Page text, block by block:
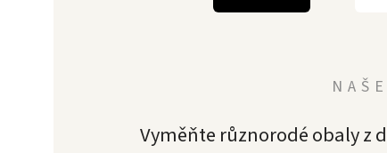
Vyměňte různorodé obaly z